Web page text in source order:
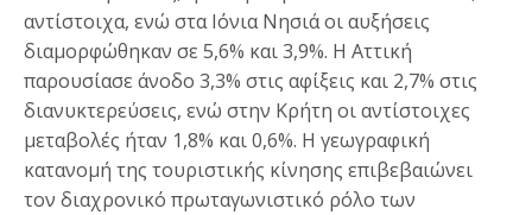
αντίστοιχα, ενώ στα Ιόνια Νησιά οι αυξήσεις
διαμορφώθηκαν σε 5,6% και 3,9%. Η Αττική
παρουσίασε άνοδο 3,3% στις αφίξεις και 2,7% στις
διανυκτερεύσεις, ενώ στην Κρήτη οι αντίστοιχες
μεταβολές ήταν 1,8% και 0,6%. Η γεωγραφική
κατανομή της τουριστικής κίνησης επιβεβαιώνει
τον διαχρονικό πρωταγωνιστικό ρόλο των